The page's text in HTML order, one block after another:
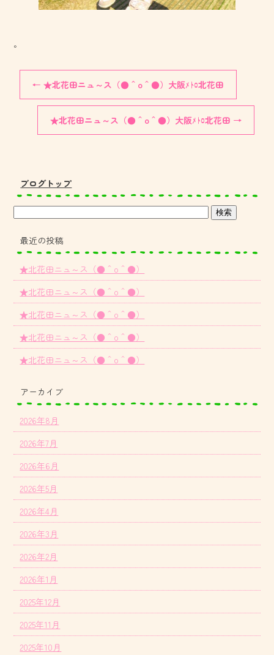
。
← ★北花田ニュ～ス（●＾o＾●）大阪ﾒﾄﾛ北花田
★北花田ニュ～ス（●＾o＾●）大阪ﾒﾄﾛ北花田 →
ブログトップ
最近の投稿
★北花田ニュ～ス（●＾o＾●）
★北花田ニュ～ス（●＾o＾●）
★北花田ニュ～ス（●＾o＾●）
★北花田ニュ～ス（●＾o＾●）
★北花田ニュ～ス（●＾o＾●）
アーカイブ
2026年8月
2026年7月
2026年6月
2026年5月
2026年4月
2026年3月
2026年2月
2026年1月
2025年12月
2025年11月
2025年10月